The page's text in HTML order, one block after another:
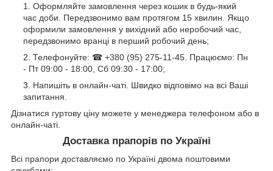
Оформляйте замовлення через кошик в будь-який
час доби. Передзвонимо вам протягом 15 хвилин. Якщо
оформили замовлення у вихідний або неробочий час,
передзвонимо вранці в перший робочий день;
Телефонуйте: ☎ +380 (95) 275-11-45. Працюємо: Пн
- Пт 09:00 - 18:00, Сб 09:30 - 17:00;
Напишіть в онлайн-чаті. Швидко відповімо на всі Ваші
запитання.
Дізнатися гуртову ціну можете у менеджера телефоном або в
онлайн-чаті.
Доставка прапорів по Україні
Всі прапори доставляємо по Україні двома поштовими